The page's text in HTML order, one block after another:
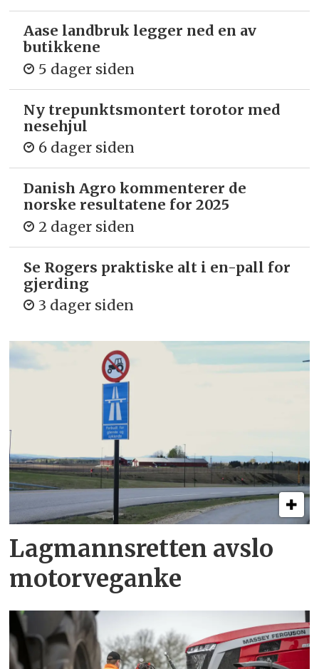
Aase landbruk legger ned en av
butikkene
5 dager siden
Ny trepunkts­montert torotor med
nesehjul
6 dager siden
Danish Agro kommenterer de
norske resultatene for 2025
2 dager siden
Se Rogers praktiske alt i en-pall for
gjerding
3 dager siden
Lagmannsretten avslo
motorveganke